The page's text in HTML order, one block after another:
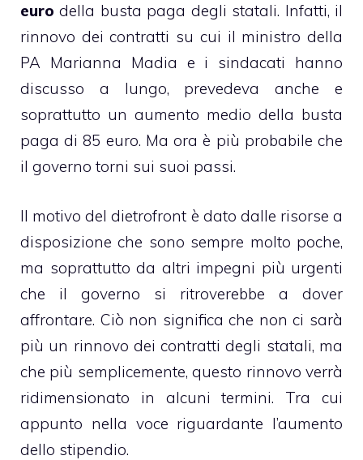
euro della busta paga degli statali. Infatti, il
rinnovo dei contratti su cui il ministro della
PA Marianna Madia e i sindacati hanno
discusso a lungo, prevedeva anche e
soprattutto un aumento medio della busta
paga di 85 euro. Ma ora è più probabile che
il governo torni sui suoi passi.
Il motivo del dietrofront è dato dalle risorse a
disposizione che sono sempre molto poche,
ma soprattutto da altri impegni più urgenti
che il governo si ritroverebbe a dover
affrontare. Ciò non significa che non ci sarà
più un rinnovo dei contratti degli statali, ma
che più semplicemente, questo rinnovo verrà
ridimensionato in alcuni termini. Tra cui
appunto nella voce riguardante l’aumento
dello stipendio.